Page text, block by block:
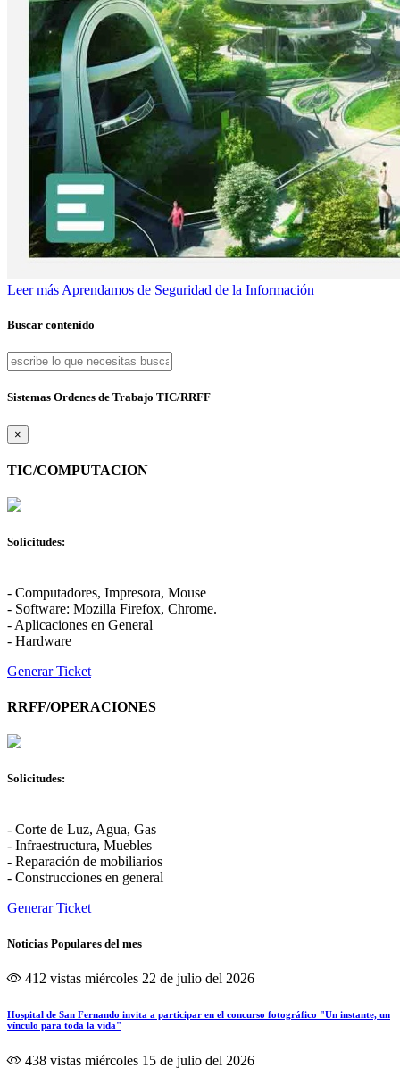
Leer más Aprendamos de Seguridad de la Información
Buscar contenido
Sistemas Ordenes de Trabajo TIC/RRFF
×
TIC/COMPUTACION
Solicitudes:
- Computadores, Impresora, Mouse
- Software: Mozilla Firefox, Chrome.
- Aplicaciones en General
- Hardware
Generar Ticket
RRFF/OPERACIONES
Solicitudes:
- Corte de Luz, Agua, Gas
- Infraestructura, Muebles
- Reparación de mobiliarios
- Construcciones en general
Generar Ticket
Noticias Populares del mes
412 vistas miércoles 22 de julio del 2026
Hospital de San Fernando invita a participar en el concurso fotográfico "Un instante, un
vínculo para toda la vida"
438 vistas miércoles 15 de julio del 2026